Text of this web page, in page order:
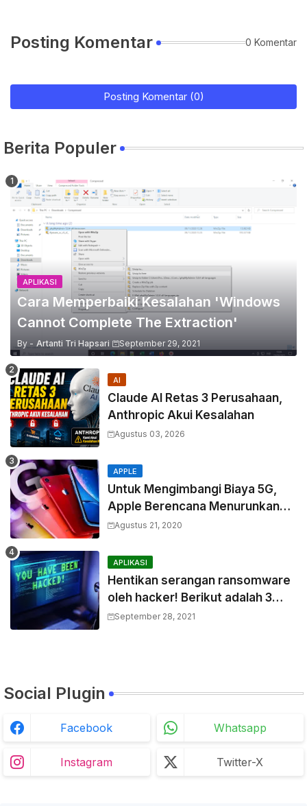
Posting Komentar 0 Komentar
Posting Komentar (0)
Berita Populer
APLIKASI
Cara Memperbaiki Kesalahan 'Windows
Cannot Complete The Extraction'
By - Artanti Tri Hapsari September 29, 2021
AI
Claude AI Retas 3 Perusahaan,
Anthropic Akui Kesalahan
Agustus 03, 2026
APPLE
Untuk Mengimbangi Biaya 5G,
Apple Berencana Menurunkan
Harga Komponen Baterai
Agustus 21, 2020
APLIKASI
Hentikan serangan ransomware
oleh hacker! Berikut adalah 3
cara melakukannya
September 28, 2021
Social Plugin
Facebook Whatsapp
Instagram Twitter-X